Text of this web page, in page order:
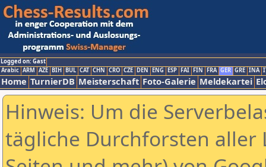
Logged on: Gast
Arabic ARM AZE BIH BUL CAT CHN CRO CZE DEN ENG ESP FAI FIN FRA GER GRE INA
Home TurnierDB Meisterschaft Foto-Galerie Meldekartei
Hinweis: Um die
tägliche Durchforsten aller